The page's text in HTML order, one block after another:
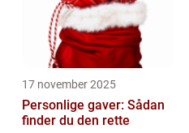
17 november 2025
Personlige gaver: Sådan
finder du den rette